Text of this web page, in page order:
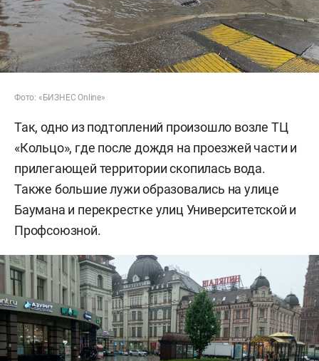
Фото: «БИЗНЕС Online»
Так, одно из подтоплений произошло возле ТЦ
«Кольцо», где после дождя на проезжей части и
прилегающей территории скопилась вода.
Также большие лужи образовались на улице
Баумана и перекрестке улиц Университетской и
Профсоюзной.